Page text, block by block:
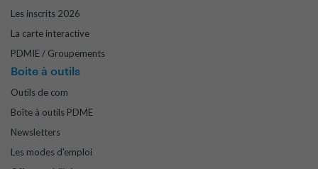
Les inscrits 2026
La carte interactive
PDMIE / Groupements
Boite à outils
Outils de com
Boîte à outils PDME
Newsletters
Les modes d'emploi